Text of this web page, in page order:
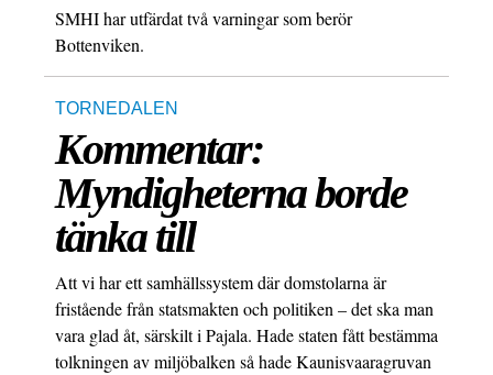
SMHI har utfärdat två varningar som berör
Bottenviken.
TORNEDALEN
Kommentar:
Myndigheterna borde
tänka till
Att vi har ett samhällssystem där domstolarna är
fristående från statsmakten och politiken – det ska man
vara glad åt, särskilt i Pajala. Hade staten fått bestämma
tolkningen av miljöbalken så hade Kaunisvaaragruvan